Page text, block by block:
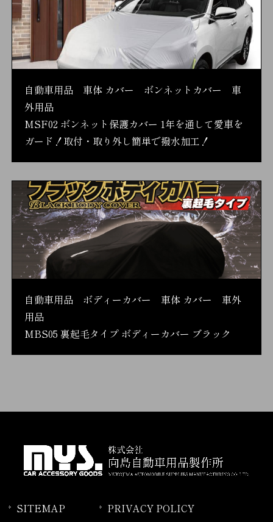
自動車用品 車体 カバー ボンネットカバー 車
外用品
MSF02 ボンネット保護カバー 1年を通して愛車を
ガード！取付・取り外し簡単で撥水加工！
自動車用品 ボディーカバー 車体 カバー 車外
用品
MBS05 裏起毛タイプ ボディーカバー ブラック
SITEMAP PRIVACY POLICY